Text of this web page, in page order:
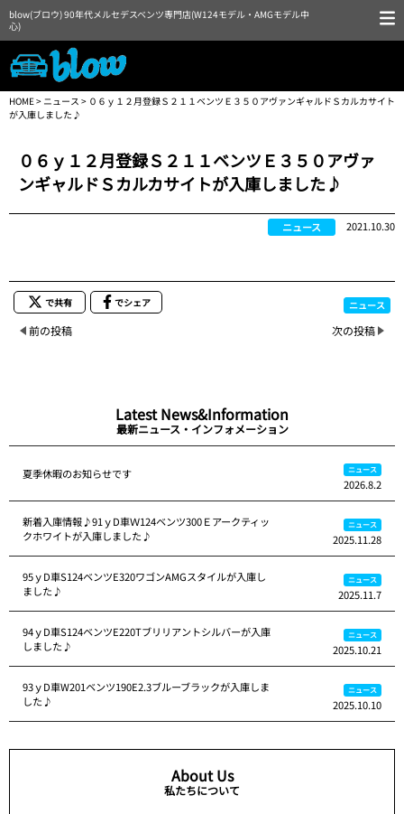
blow(ブロウ) 90年代メルセデスベンツ専門店(W124モデル・AMGモデル中
心)
HOME> ニュース > ０６ｙ１２月登録Ｓ２１１ベンツＥ３５０アヴァンギャルドＳカルカサイト
が入庫しました♪
０６ｙ１２月登録Ｓ２１１ベンツＥ３５０アヴァ
ンギャルドＳカルカサイトが入庫しました♪
ニュース 2021.10.30
で共有 でシェア ニュース
前の投稿 次の投稿
Latest News&Information
最新ニュース・インフォメーション
夏季休暇のお知らせです ニュース
2026.8.2
新着入庫情報♪91ｙD車Ｗ124ベンツ300Ｅアークティッ
クホワイトが入庫しました♪
ニュース
2025.11.28
95ｙD車S124ベンツE320ワゴンAMGスタイルが入庫し
ました♪
ニュース
2025.11.7
94ｙD車S124ベンツE220Tブリリアントシルバーが入庫
しました♪
ニュース
2025.10.21
93ｙD車W201ベンツ190E2.3ブルーブラックが入庫しま
した♪
ニュース
2025.10.10
About Us
私たちについて